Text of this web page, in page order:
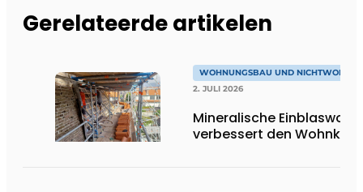
Gerelateerde artikelen
WOHNUNGSBAU UND
2. JULI 2026
Mineralische Einblaswolle
verbessert den